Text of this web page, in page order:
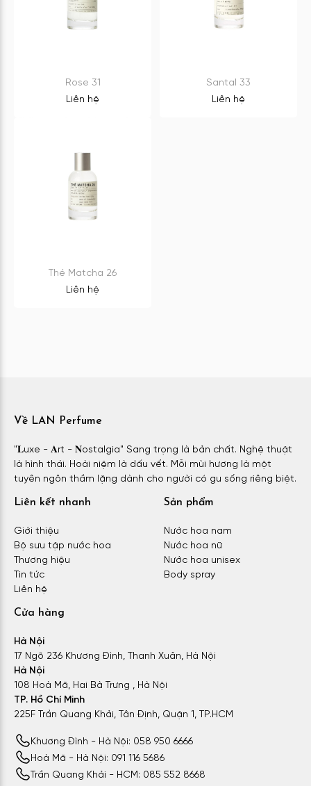
Rose 31
Liên hệ
Santal 33
Liên hệ
Thé Matcha 26
Liên hệ
Về LAN Perfume
"𝐋uxe - 𝐀rt - 𝐍ostalgia" Sang trọng là bản chất. Nghệ thuật
là hình thái. Hoài niệm là dấu vết. Mỗi mùi hương là một
tuyên ngôn thầm lặng dành cho người có gu sống riêng biệt.
Liên kết nhanh
Giới thiệu
Bộ sưu tập nước hoa
Thương hiệu
Tin tức
Liên hệ
Sản phẩm
Nước hoa nam
Nước hoa nữ
Nước hoa unisex
Body spray
Cửa hàng
Hà Nội
17 Ngõ 236 Khương Đình, Thanh Xuân, Hà Nội
Hà Nội
108 Hoà Mã, Hai Bà Trưng , Hà Nội
TP. Hồ Chí Minh
225F Trần Quang Khải, Tân Định, Quận 1, TP.HCM
Khương Đình - Hà Nội: 058 950 6666
Hoà Mã - Hà Nội: 091 116 5686
Trần Quang Khải - HCM: 085 552 8668